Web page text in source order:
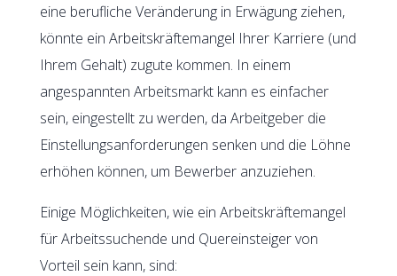
eine berufliche Veränderung in Erwägung ziehen,
könnte ein Arbeitskräftemangel Ihrer Karriere (und
Ihrem Gehalt) zugute kommen. In einem
angespannten Arbeitsmarkt kann es einfacher
sein, eingestellt zu werden, da Arbeitgeber die
Einstellungsanforderungen senken und die Löhne
erhöhen können, um Bewerber anzuziehen.
Einige Möglichkeiten, wie ein Arbeitskräftemangel
für Arbeitssuchende und Quereinsteiger von
Vorteil sein kann, sind: